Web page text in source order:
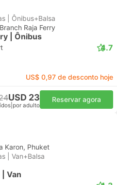
| Ônibus+Balsa
Raja Ferry
| Ônibus
4.7
US$ 0,97 de desconto hoje
USD 23
por adulto
Reservar agora
Karon, Phuket
| Van+Balsa
Van